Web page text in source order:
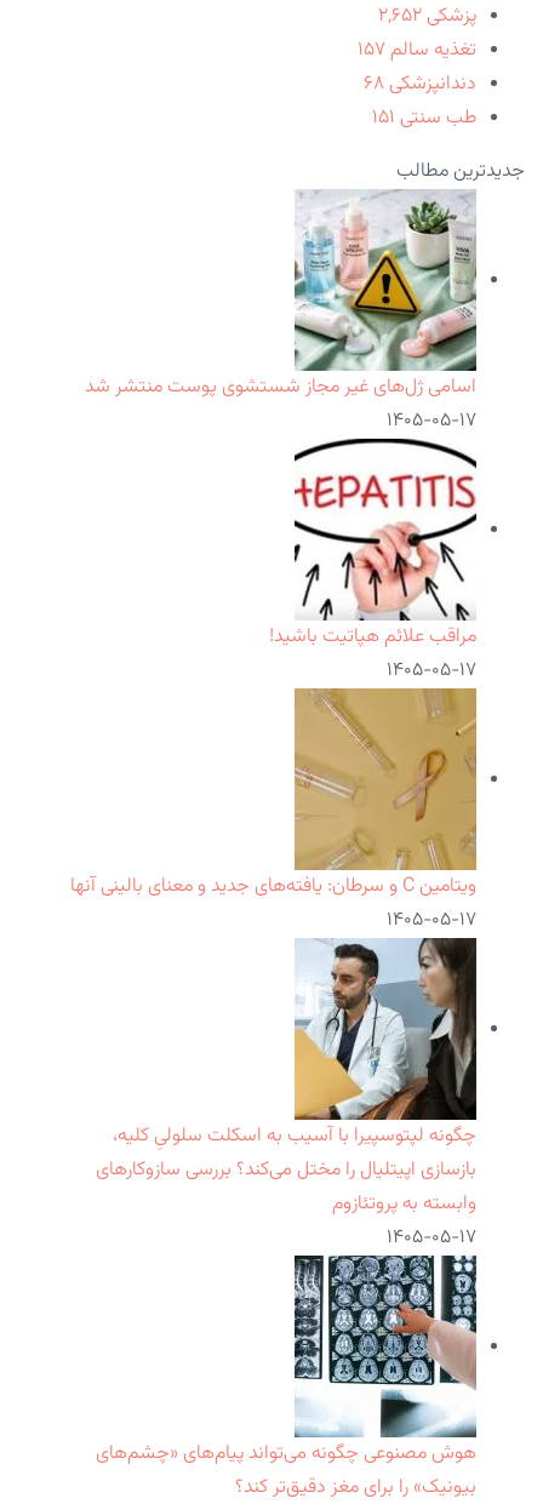
پزشکی ۲,۶۵۲
تغذیه سالم ۱۵۷
دندانپزشکی ۶۸
طب سنتی ۱۵۱
جدیدترین مطالب
اسامی ژل‌های غیر مجاز شستشوی پوست منتشر شد
۱۴۰۵-۰۵-۱۷
مراقب علائم هپاتیت باشید!
۱۴۰۵-۰۵-۱۷
ویتامین C و سرطان: یافته‌های جدید و معنای بالینی آنها
۱۴۰۵-۰۵-۱۷
چگونه لپتوسپیرا با آسیب به اسکلت سلولیِ کلیه،
بازسازی اپیتلیال را مختل می‌کند؟ بررسی سازوکارهای
وابسته به پروتئازوم
۱۴۰۵-۰۵-۱۷
هوش مصنوعی چگونه می‌تواند پیام‌های «چشم‌های
بیونیک» را برای مغز دقیق‌تر کند؟